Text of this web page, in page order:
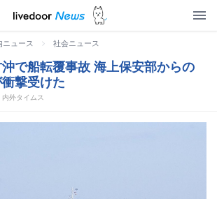
ニュース > 社会ニュース
沖で船転覆事故 海上保安部からの
撃受けた
内外タイムス